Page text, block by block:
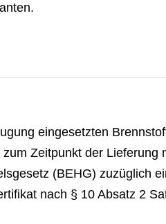
ein­ge­setz­ten
zum Zeitpunkt der Lieferung
(BEHG) zuzüglich
nach § 10 Absatz 2